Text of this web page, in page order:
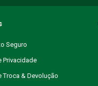
Seguro
Privacidade
Troca & Devolução